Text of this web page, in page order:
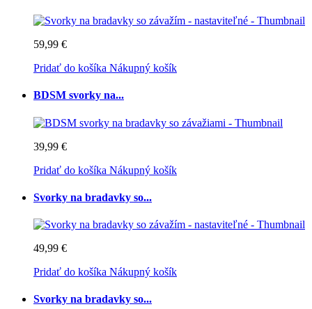
59,99 €
Pridať do košíka Nákupný košík
BDSM svorky na...
39,99 €
Pridať do košíka Nákupný košík
Svorky na bradavky so...
49,99 €
Pridať do košíka Nákupný košík
Svorky na bradavky so...